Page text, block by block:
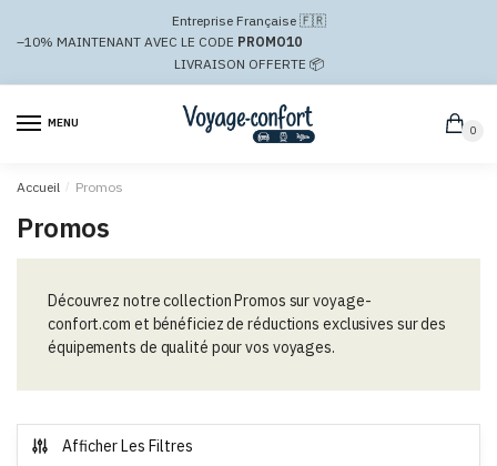
navigation
Entreprise Française 🇫🇷
–10% MAINTENANT AVEC LE CODE PROMO10
LIVRAISON OFFERTE 📦
MENU
0
Accueil / Promos
Promos
Découvrez notre collection Promos sur voyage-
confort.com et bénéficiez de réductions exclusives sur des
équipements de qualité pour vos voyages.
Afficher Les Filtres